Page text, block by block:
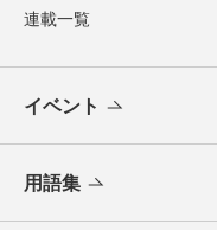
連載一覧
イベント
用語集